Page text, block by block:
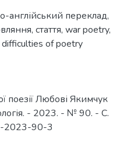
англійський переклад,
, стаття, war poetry,
difficulties of poetry
поезії Любові Якимчук
- 2023. - № 90. - С.
2023-90-3